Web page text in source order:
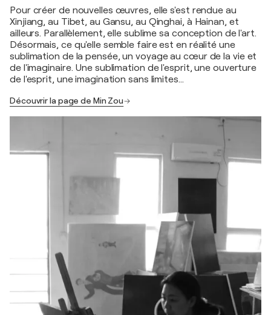
Pour créer de nouvelles œuvres, elle s'est rendue au
Xinjiang, au Tibet, au Gansu, au Qinghai, à Hainan, et
ailleurs. Parallèlement, elle sublime sa conception de l'art.
Désormais, ce qu'elle semble faire est en réalité une
sublimation de la pensée, un voyage au cœur de la vie et
de l'imaginaire. Une sublimation de l'esprit, une ouverture
de l'esprit, une imagination sans limites…
Découvrir la page de Min Zou